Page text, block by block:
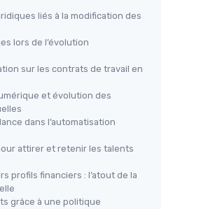
liés à la modification des
lors de l’évolution
sur les contrats de travail en
et évolution des
dans l’automatisation
attirer et retenir les talents
profils financiers : l’atout de la
grâce à une politique